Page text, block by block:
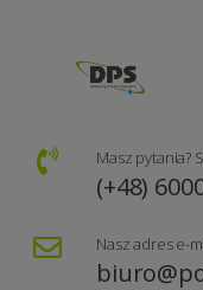
Masz pytania?
(+48)
Nasz adres e-